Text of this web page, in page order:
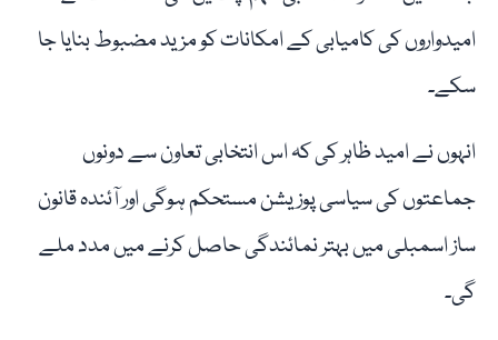
امیدواروں کی کامیابی کے امکانات کو مزید مضبوط بنایا جا
سکے۔
انہوں نے امید ظاہر کی کہ اس انتخابی تعاون سے دونوں
جماعتوں کی سیاسی پوزیشن مستحکم ہوگی اور آئندہ قانون
ساز اسمبلی میں بہتر نمائندگی حاصل کرنے میں مدد ملے
گی۔